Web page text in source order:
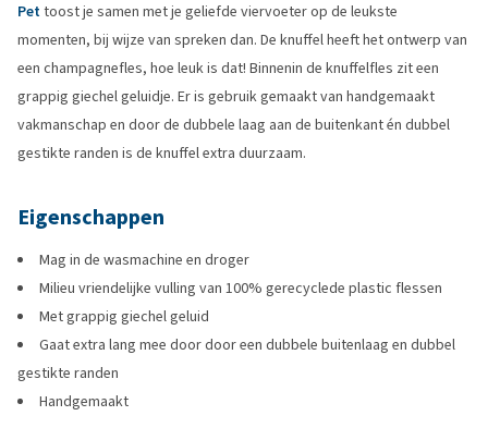
Pettoost je samen met je geliefde viervoeter op de leukste
momenten, bij wijze van spreken dan. De knuffel heeft het ontwerp van
een champagnefles, hoe leuk is dat! Binnenin de knuffelfles zit een
grappig giechel geluidje. Er is gebruik gemaakt van handgemaakt
vakmanschap en door de dubbele laag aan de buitenkant én dubbel
gestikte randen is de knuffel extra duurzaam.
Eigenschappen
Mag in de wasmachine en droger
Milieu vriendelijke vulling van 100% gerecyclede plastic flessen
Met grappig giechel geluid
Gaat extra lang mee door door een dubbele buitenlaag en dubbel
gestikte randen
Handgemaakt